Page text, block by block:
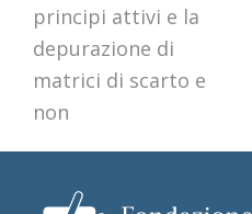
principi attivi e la
depurazione di
matrici di scarto e
non